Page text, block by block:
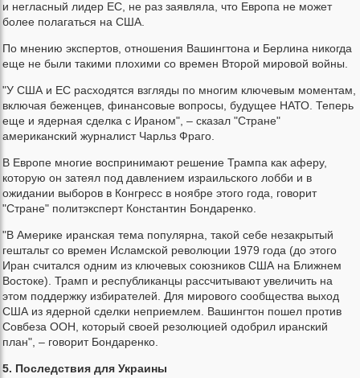
и негласный лидер ЕС, не раз заявляла, что Европа не может
более полагаться на США.
По мнению экспертов, отношения Вашингтона и Берлина никогда
еще не были такими плохими со времен Второй мировой войны.
"У США и ЕС расходятся взгляды по многим ключевым моментам,
включая беженцев, финансовые вопросы, будущее НАТО. Теперь
еще и ядерная сделка с Ираном", – сказал "Стране"
американский журналист Чарльз Фраго.
В Европе многие воспринимают решение Трампа как аферу,
которую он затеял под давлением израильского лобби и в
ожидании выборов в Конгресс в ноябре этого года, говорит
"Стране" политэксперт Константин Бондаренко.
"В Америке иранская тема популярна, такой себе незакрытый
гештальт со времен Исламской революции 1979 года (до этого
Иран считался одним из ключевых союзников США на Ближнем
Востоке). Трамп и республиканцы рассчитывают увеличить на
этом поддержку избирателей. Для мирового сообщества выход
США из ядерной сделки неприемлем. Вашингтон пошел против
Совбеза ООН, который своей резолюцией одобрил иранский
план", – говорит Бондаренко.
5. Последствия для Украины